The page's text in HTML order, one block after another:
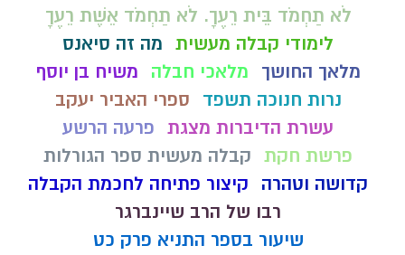
לֹא תַחְמֹד בֵּית רֵעֶךָ. לֹא תַחְמֹד אֵשֶׁת רֵעֶךָ
לימודי קבלה מעשית מה זה סיאנס
מלאך החושך
מלאכי חבלה
משיח בן יוסף
נרות חנוכה תשפד
ספרי האביר יעקב
עשרת הדיברות מצגת פרעה הרשע
פרשת חקת קבלה מעשית ספר הגורלות
קדושה וטהרה
קיצור פתיחה לחכמת הקבלה
רבו של הרב שיינברגר
שיעור בספר התניא פרק כט